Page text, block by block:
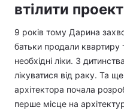
втілити проект
9 років тому Дарина
батьки продали квартиру
необхідні ліки. З
лікуватися від раку. Та
архітектора почала
перше місце на